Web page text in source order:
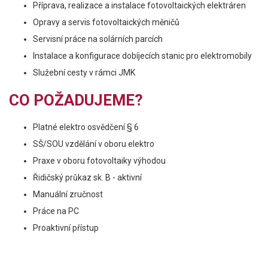
Příprava, realizace a instalace fotovoltaických elektráren
Opravy a servis fotovoltaických měničů
Servisní práce na solárních parcích
Instalace a konfigurace dobíjecích stanic pro elektromobily
Služební cesty v rámci JMK
CO POŽADUJEME?
Platné elektro osvědčení § 6
SŠ/SOU vzdělání v oboru elektro
Praxe v oboru fotovoltaiky výhodou
Řidičský průkaz sk. B - aktivní
Manuální zručnost
Práce na PC
Proaktivní přístup